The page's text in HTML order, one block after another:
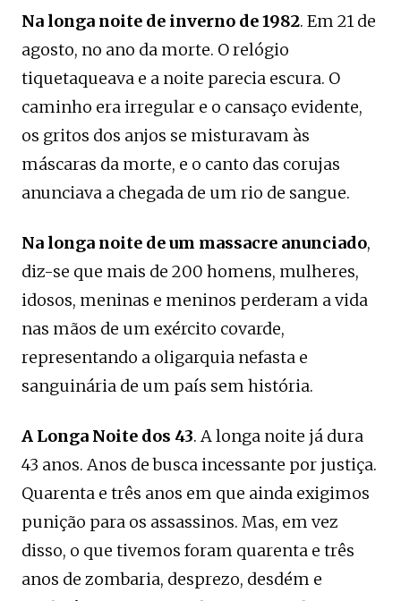
Na longa noite de inverno de 1982. Em 21 de
agosto, no ano da morte. O relógio
tiquetaqueava e a noite parecia escura. O
caminho era irregular e o cansaço evidente,
os gritos dos anjos se misturavam às
máscaras da morte, e o canto das corujas
anunciava a chegada de um rio de sangue.
Na longa noite de um massacre anunciado,
diz-se que mais de 200 homens, mulheres,
idosos, meninas e meninos perderam a vida
nas mãos de um exército covarde,
representando a oligarquia nefasta e
sanguinária de um país sem história.
A Longa Noite dos 43. A longa noite já dura
43 anos. Anos de busca incessante por justiça.
Quarenta e três anos em que ainda exigimos
punição para os assassinos. Mas, em vez
disso, o que tivemos foram quarenta e três
anos de zombaria, desprezo, desdém e